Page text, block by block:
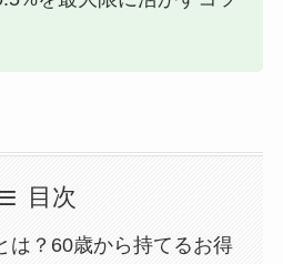
目次
は？60歳から持てるお得